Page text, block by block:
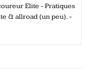
Elite - Pratiques
& allroad (un peu). -